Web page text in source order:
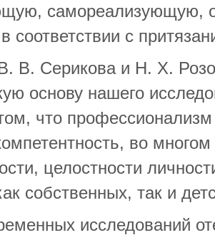
самореализующую,
соответствии с
В. Серикова и Н. Х.
основу нашего
что
во
целостности
собственных, так и
исследований